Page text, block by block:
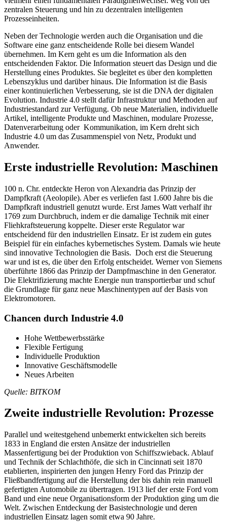
zentralen Steuerung und hin zu dezentralen intelligenten
Prozesseinheiten.
Neben der Technologie werden auch die Organisation und die
Software eine ganz entscheidende Rolle bei diesem Wandel
übernehmen. Im Kern geht es um die Information als den
entscheidenden Faktor. Die Information steuert das Design und die
Herstellung eines Produktes. Sie begleitet es über den kompletten
Lebenszyklus und darüber hinaus. Die Information ist die Basis
einer kontinuierlichen Verbesserung, sie ist die DNA der digitalen
Evolution. Industrie 4.0 stellt dafür Infrastruktur und Methoden auf
Industriestandard zur Verfügung. Ob neue Materialien, individuelle
Artikel, intelligente Produkte und Maschinen, modulare Prozesse,
Datenverarbeitung oder Kommunikation, im Kern dreht sich
Industrie 4.0 um das Zusammenspiel von Netz, Produkt und
Anwender.
Erste industrielle Revolution: Maschinen
100 n. Chr. entdeckte Heron von Alexandria das Prinzip der
Dampfkraft (Aeolopile). Aber es verliefen fast 1.600 Jahre bis die
Dampfkraft industriell genutzt wurde. Erst James Watt verhalf ihr
1769 zum Durchbruch, indem er die damalige Technik mit einer
Fliehkraftsteuerung koppelte. Dieser erste Regulator war
entscheidend für den industriellen Einsatz. Er ist zudem ein gutes
Beispiel für ein einfaches kybernetisches System. Damals wie heute
sind innovative Technologien die Basis. Doch erst die Steuerung
war und ist es, die über den Erfolg entscheidet. Werner von Siemens
überführte 1866 das Prinzip der Dampfmaschine in den Generator.
Die Elektrifizierung machte Energie nun transportierbar und schuf
die Grundlage für ganz neue Maschinentypen auf der Basis von
Elektromotoren.
Chancen durch Industrie 4.0
Hohe Wettbewerbsstärke
Flexible Fertigung
Individuelle Produktion
Innovative Geschäftsmodelle
Neues Arbeiten
Quelle: BITKOM
Zweite industrielle Revolution: Prozesse
Parallel und weitestgehend unbemerkt entwickelten sich bereits
1833 in England die ersten Ansätze der industriellen
Massenfertigung bei der Produktion von Schiffszwieback. Ablauf
und Technik der Schlachthöfe, die sich in Cincinnati seit 1870
etablierten, inspirierten den jungen Henry Ford das Prinzip der
Fließbandfertigung auf die Herstellung der bis dahin rein manuell
gefertigten Automobile zu übertragen. 1913 lief der erste Ford vom
Band und eine neue Organisationsform der Produktion ging um die
Welt. Zwischen Entdeckung der Basistechnologie und deren
industriellen Einsatz lagen somit etwa 90 Jahre.